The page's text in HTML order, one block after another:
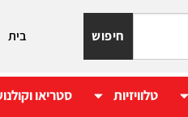
חיפוש בית
טלוויזיות סטריאו